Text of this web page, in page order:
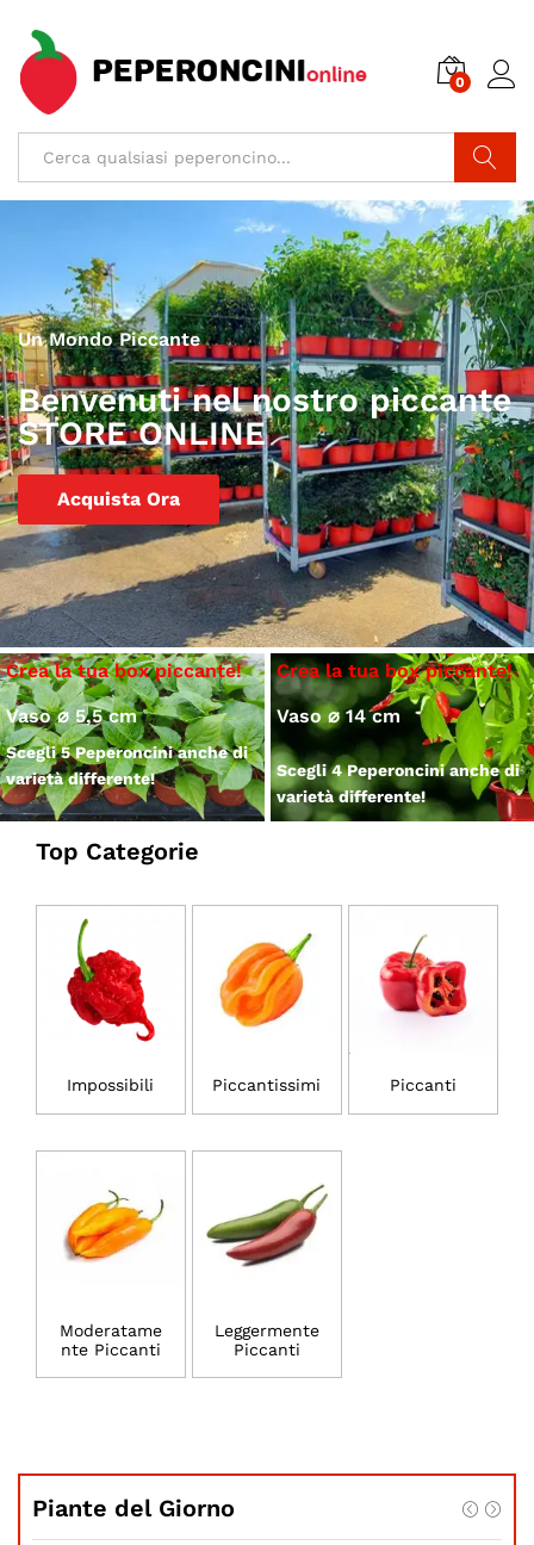
0
Cerca
Un Mondo Piccante
Benvenuti nel nostro piccante
STORE ONLINE
Acquista Ora
Vaso ⌀ 5,5 cm
Scegli 5 Peperoncini anche di
varietà differente!
Crea la tua box piccante!
Vaso ⌀ 14 cm
Scegli 4 Peperoncini anche di
varietà differente!
Top Categorie
Impossibili Piccantissimi Piccanti
Moderatame
nte Piccanti
Leggermente
Piccanti
Piante del Giorno